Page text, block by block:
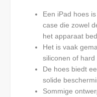
Een iPad hoes
case die zowel
het apparaat
Het is vaak
siliconen of hard
De hoes biedt
solide
Sommige